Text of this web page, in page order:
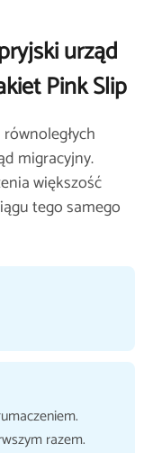
urząd
Pink Slip
migracyjny.
większość
tego samego
razem.